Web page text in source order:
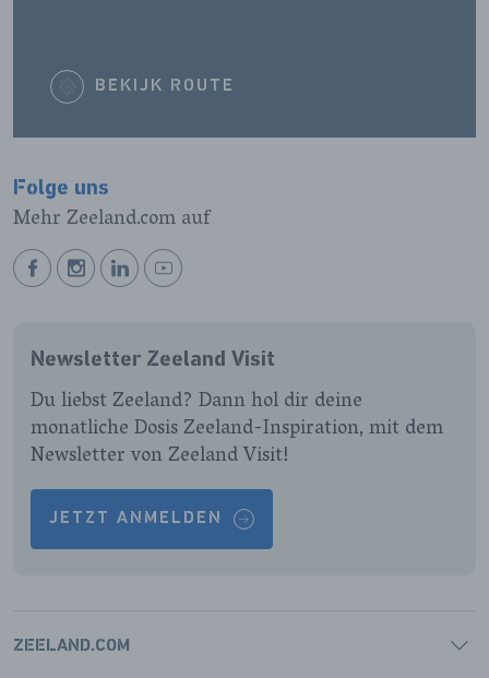
BEKIJK ROUTE
Folge uns
Mehr Zeeland.com auf
BEKIJK
PAGINA
BEKIJK
PAGINA
BEKIJK
PAGINA
BEKIJK
PAGINA
Newsletter Zeeland Visit
Du liebst Zeeland? Dann hol dir deine
monatliche Dosis Zeeland-Inspiration, mit dem
Newsletter von Zeeland Visit!
JETZT ANMELDEN
ZEELAND.COM